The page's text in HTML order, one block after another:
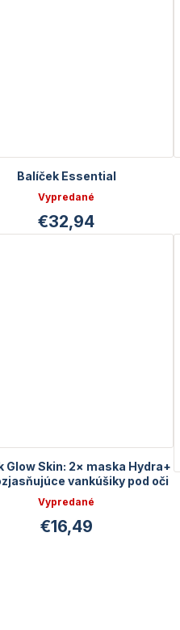
Balíček Essential
Vypredané
€32,94
Glow Skin: 2× maska Hydra+
vankúšiky pod oči
Vypredané
€16,49